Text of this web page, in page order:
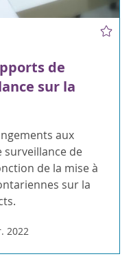
de
sur la
aux
surveillance de
de la mise à
sur la
2022